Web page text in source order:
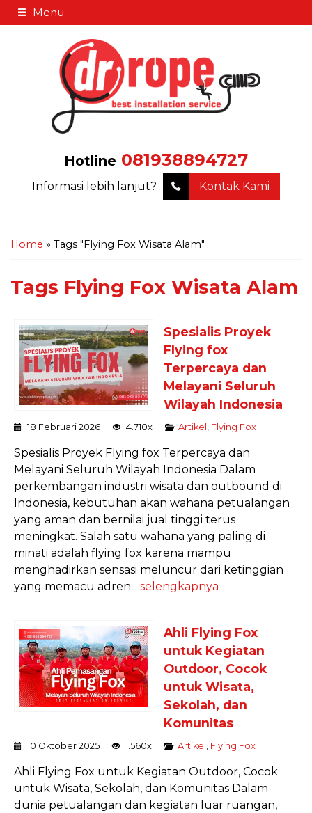
Menu
Hotline 081938894727
Informasi lebih lanjut? Kontak Kami
Home » Tags "Flying Fox Wisata Alam"
Tags Flying Fox Wisata Alam
Spesialis Proyek
Flying fox
Terpercaya dan
Melayani Seluruh
Wilayah Indonesia
18 Februari 2026 4.710x Artikel Flying Fox
Spesialis Proyek Flying fox Terpercaya dan
Melayani Seluruh Wilayah Indonesia Dalam
perkembangan industri wisata dan outbound di
Indonesia, kebutuhan akan wahana petualangan
yang aman dan bernilai jual tinggi terus
meningkat. Salah satu wahana yang paling di
minati adalah flying fox karena mampu
menghadirkan sensasi meluncur dari ketinggian
yang memacu adren... selengkapnya
Ahli Flying Fox
untuk Kegiatan
Outdoor, Cocok
untuk Wisata,
Sekolah, dan
Komunitas
10 Oktober 2025 1.560x Artikel Flying Fox
Ahli Flying Fox untuk Kegiatan Outdoor, Cocok
untuk Wisata, Sekolah, dan Komunitas Dalam
dunia petualangan dan kegiatan luar ruangan,